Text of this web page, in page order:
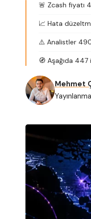
🚨 Zcash fiyatı
📈 Hata
⚠️ Analistler 490
🧭 Aşağıda
Mehmet